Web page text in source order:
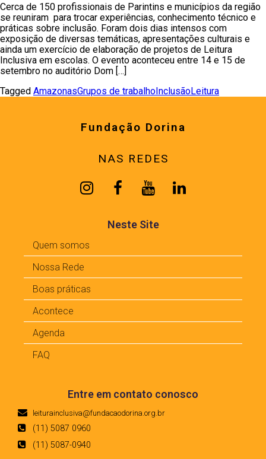
Cerca de 150 profissionais de Parintins e municípios da região
se reuniram para trocar experiências, conhecimento técnico e
práticas sobre inclusão. Foram dois dias intensos com
exposição de diversas temáticas, apresentações culturais e
ainda um exercício de elaboração de projetos de Leitura
Inclusiva em escolas. O evento aconteceu entre 14 e 15 de
setembro no auditório Dom […]
Tagged AmazonasGrupos de trabalhoInclusãoLeitura
Fundação Dorina
NAS REDES
Neste Site
Quem somos
Nossa Rede
Boas práticas
Acontece
Agenda
FAQ
Entre em contato conosco
leiturainclusiva@fundacaodorina.org.br
(11) 5087 0960
(11) 5087-0940